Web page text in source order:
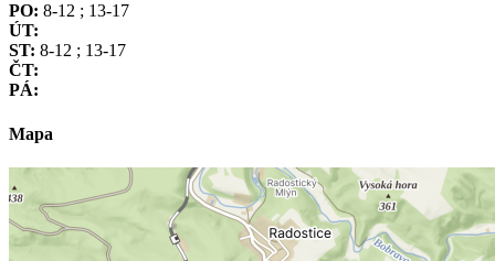
PO: 8-12 ; 13-17
ÚT:
ST: 8-12 ; 13-17
ČT:
PÁ:
Mapa